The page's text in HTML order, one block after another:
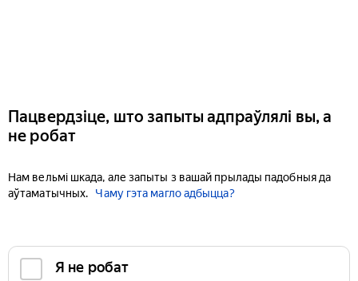
Пацвердзіце, што запыты адпраўлялі вы, а
не робат
Нам вельмі шкада, але запыты з вашай прылады падобныя да
аўтаматычных.
Чаму гэта магло адбыцца?
Я не робат